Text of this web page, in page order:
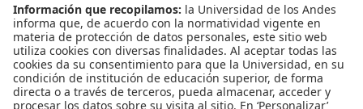
INFORMACIÓN PARA
Profesores
Administrativos